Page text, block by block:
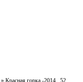
» Красная горка -2014 _52